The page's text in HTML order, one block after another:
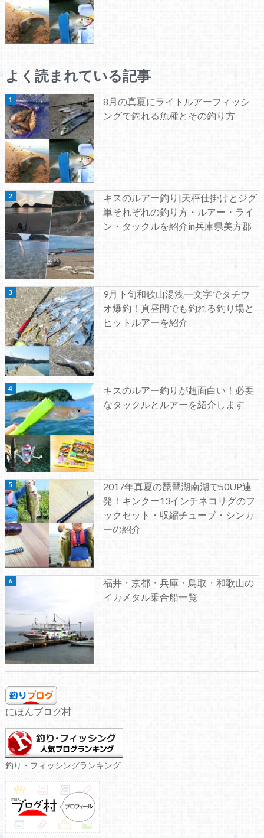
よく読まれている記事
8月の真夏にライトルアーフィッシ
ングで釣れる魚種とその釣り方
キスのルアー釣り|天秤仕掛けとジグ
単それぞれの釣り方・ルアー・ライ
ン・タックルを紹介in兵庫県美方郡
9月下旬和歌山湯浅一文字でタチウ
オ爆釣！真昼間でも釣れる釣り場と
ヒットルアーを紹介
キスのルアー釣りが超面白い！必要
なタックルとルアーを紹介します
2017年真夏の琵琶湖南湖で50UP連
発！キンクー13インチネコリグのフ
ックセット・収縮チューブ・シンカ
ーの紹介
福井・京都・兵庫・鳥取・和歌山の
イカメタル乗合船一覧
にほんブログ村
釣り・フィッシングランキング